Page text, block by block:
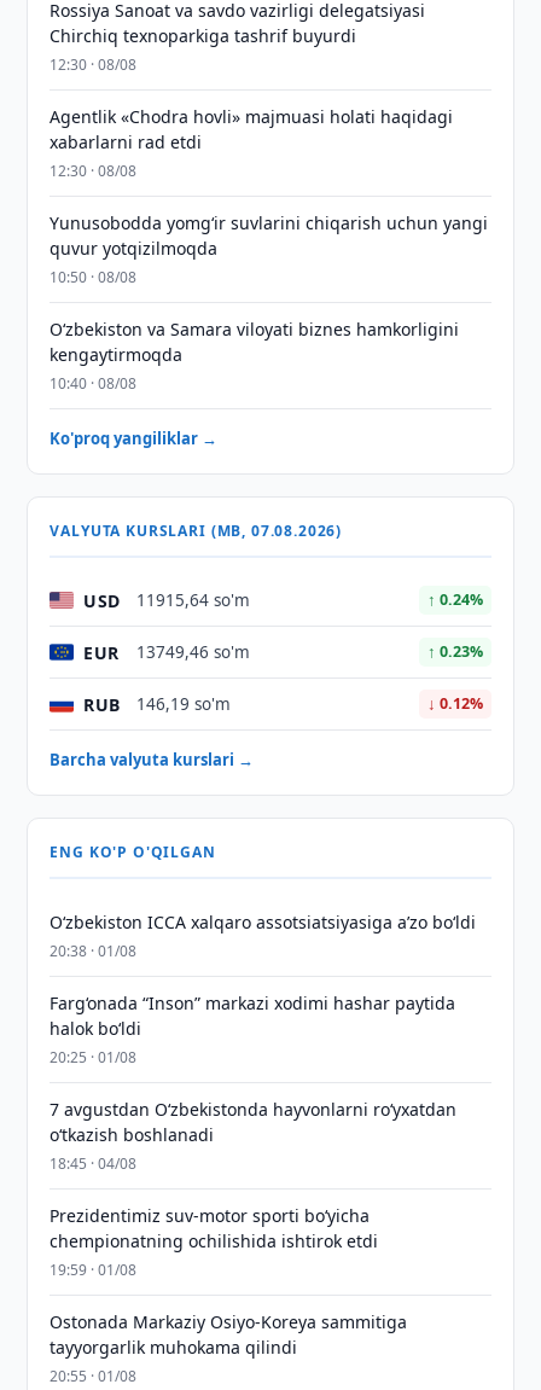
Rossiya Sanoat va savdo vazirligi delegatsiyasi
Chirchiq texnoparkiga tashrif buyurdi
12:30 · 08/08
Agentlik «Chodra hovli» majmuasi holati haqidagi
xabarlarni rad etdi
12:30 · 08/08
Yunusobodda yomg‘ir suvlarini chiqarish uchun yangi
quvur yotqizilmoqda
10:50 · 08/08
Oʻzbekiston va Samara viloyati biznes hamkorligini
kengaytirmoqda
10:40 · 08/08
Ko'proq yangiliklar →
VALYUTA KURSLARI (MB, 07.08.2026)
USD 11915,64 so'm ↑ 0.24%
EUR 13749,46 so'm ↑ 0.23%
RUB 146,19 so'm ↓ 0.12%
Barcha valyuta kurslari →
ENG KO'P O'QILGAN
O‘zbekiston ICCA xalqaro assotsiatsiyasiga aʼzo bo‘ldi
20:38 · 01/08
Farg‘onada “Inson” markazi xodimi hashar paytida
halok bo‘ldi
20:25 · 01/08
7 avgustdan O‘zbekistonda hayvonlarni ro‘yxatdan
o‘tkazish boshlanadi
18:45 · 04/08
Prezidentimiz suv-motor sporti bo‘yicha
chempionatning ochilishida ishtirok etdi
19:59 · 01/08
Ostonada Markaziy Osiyo-Koreya sammitiga
tayyorgarlik muhokama qilindi
20:55 · 01/08